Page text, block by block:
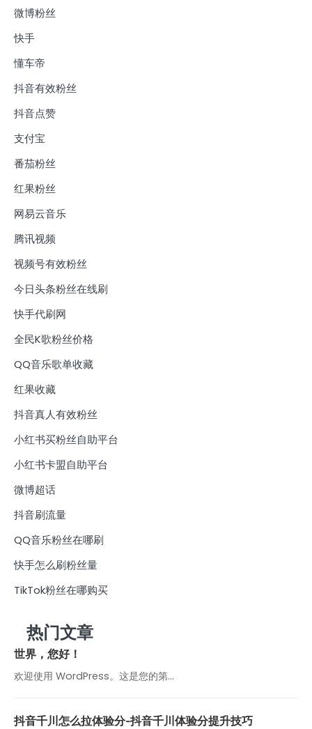
微博粉丝
快手
懂车帝
抖音有效粉丝
抖音点赞
支付宝
番茄粉丝
红果粉丝
网易云音乐
腾讯视频
视频号有效粉丝
今日头条粉丝在线刷
快手代刷网
全民K歌粉丝价格
QQ音乐歌单收藏
红果收藏
抖音真人有效粉丝
小红书买粉丝自助平台
小红书卡盟自助平台
微博超话
抖音刷流量
QQ音乐粉丝在哪刷
快手怎么刷粉丝量
TikTok粉丝在哪购买
热门文章
世界，您好！
欢迎使用 WordPress。这是您的第…
抖音千川怎么拉体验分-抖音千川体验分提升技巧